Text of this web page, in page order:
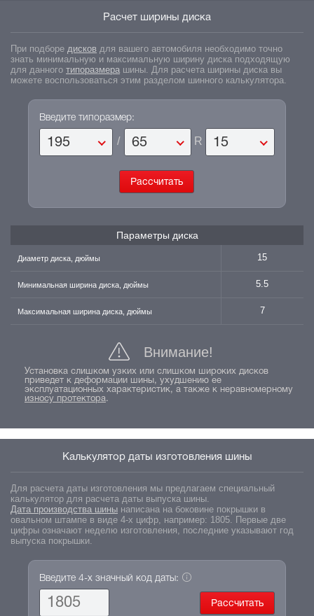
Расчет ширины диска
При подборе дисков для вашего автомобиля необходимо точно
знать минимальную и максимальную ширину диска подходящую
для данного типоразмера шины. Для расчета ширины диска вы
можете воспользоваться этим разделом шинного калькулятора.
Введите типоразмер:
195 / 65 R 15
Параметры диска
Диаметр диска, дюймы 15
Минимальная ширина диска, дюймы 5.5
Максимальная ширина диска, дюймы 7
Внимание!
Установка слишком узких или слишком широких дисков
приведет к деформации шины, ухудшению ее
эксплуатационных характеристик, а также к неравномерному
износу протектора.
Калькулятор даты изготовления шины
Для расчета даты изготовления мы предлагаем специальный
калькулятор для расчета даты выпуска шины.
Дата производства шины написана на боковине покрышки в
овальном штампе в виде 4-х цифр, например: 1805. Первые две
цифры означают неделю изготовления, последние указывают год
выпуска покрышки.
Введите 4-х значный код даты: